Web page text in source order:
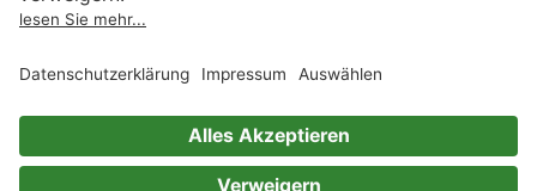
Impressum
Immer ein gutes Buch